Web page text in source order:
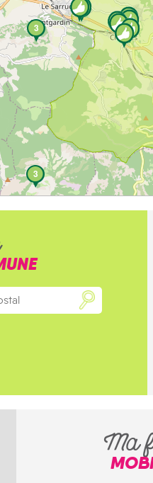
3
3
Ma